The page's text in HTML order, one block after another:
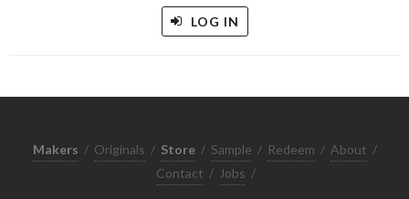
LOG IN
Makers / Originals / Store / Sample / Redeem / About /
Contact / Jobs /